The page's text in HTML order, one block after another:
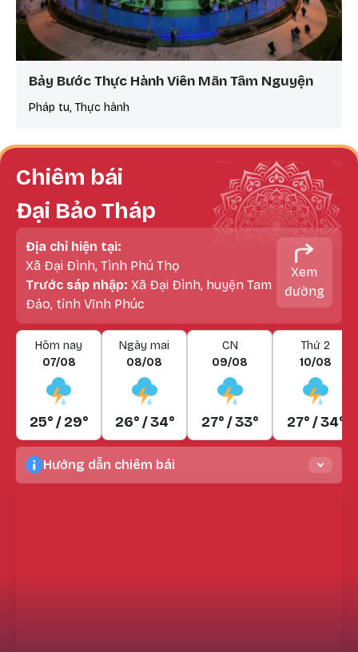
Bảy Bước Thực Hành Viên Mãn Tâm Nguyện
Pháp tu, Thực hành
Chiêm bái
Đại Bảo Tháp
Địa chỉ hiện tại:
Xã Đại Đình, Tình Phú Thọ
Trước sáp nhập: Xã Đại Đình, huyện Tam
Đảo, tỉnh Vĩnh Phúc
Xem
đường
Hôm nay
07/08
25° / 29°
Ngày mai
08/08
26° / 34°
CN
09/08
27° / 33°
Thứ 2
10/08
27° / 34°
Hướng dẫn chiêm bái